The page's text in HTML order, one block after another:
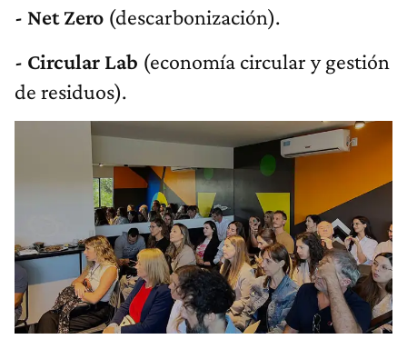
- Net Zero (descarbonización).
- Circular Lab (economía circular y gestión
de residuos).